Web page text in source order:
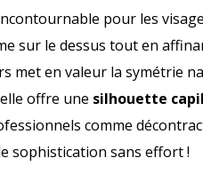
pour les
sur le dessus tout en
en valeur la symétrie
offre une silhouette
comme
sophistication sans effort !